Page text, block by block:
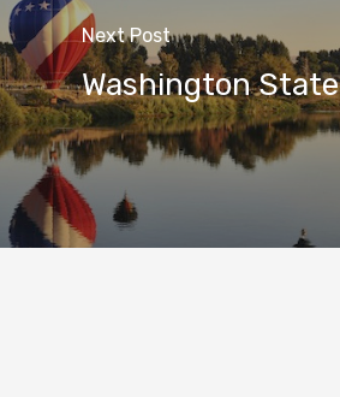
Next Post
Washington State